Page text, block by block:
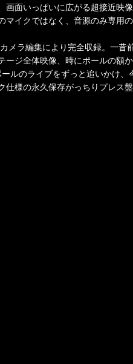
面いっぱいに広がる超接近
イクではなく、音源のみ専用
ラ編集により完全収録。一
ジ全体映像、時にポールの
ルのライブをずっと追いかけ
様の永久保存がっちりプレス盤